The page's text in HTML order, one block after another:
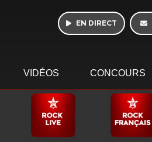
EN DIRECT
VIDÉOS CONCOURS